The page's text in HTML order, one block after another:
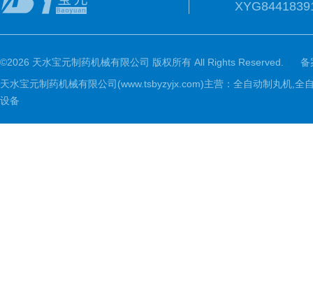
©2026 天水宝元制药机械有限公司 版权所有 All Rights Reserved.
备
天水宝元制药机械有限公司(www.tsbyzyjx.com)主营：全自动制丸机,
设备